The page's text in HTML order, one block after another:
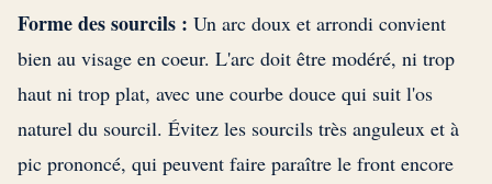
Forme des sourcils : Un arc doux et arrondi convient
bien au visage en coeur. L'arc doit être modéré, ni trop
haut ni trop plat, avec une courbe douce qui suit l'os
naturel du sourcil. Évitez les sourcils très anguleux et à
pic prononcé, qui peuvent faire paraître le front encore